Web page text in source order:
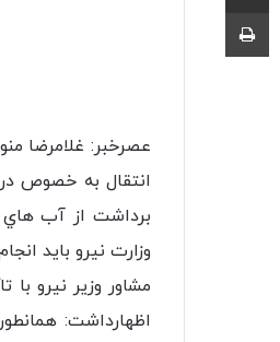
عصرخبر: غلامرضا
انتقال به خصوص
برداشت از آب هاي
وزارت نيرو بايد
مشاور وزیر نیرو
اظهارداشت: